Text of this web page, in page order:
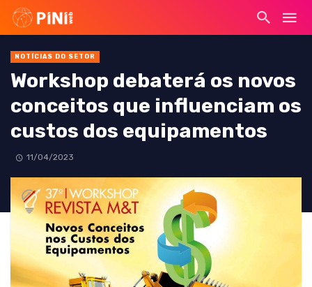
NOTÍCIAS DO SETOR
Workshop debaterá os novos
conceitos que influenciam os
custos dos equipamentos
11/04/2023